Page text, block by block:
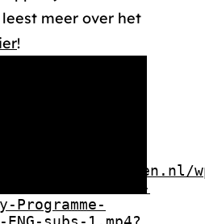
meer over het
!
2021/02/MIH-
Programme-